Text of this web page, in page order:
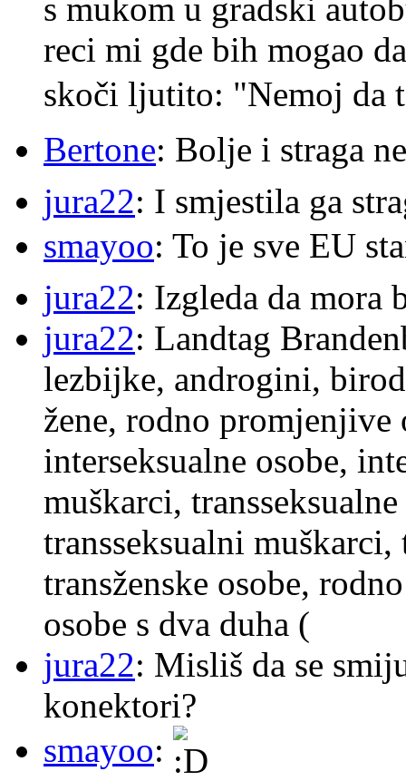
s mukom u gradski
reci mi gde bih mogao
skoči ljutito: "Nemoj da
Bertone: Bolje i straga
jura22: I smjestila ga
smayoo: To je sve EU
jura22: Izgleda da mora
jura22: Landtag
lezbijke, androgini,
žene, rodno
interseksualne osobe,
muškarci,
transseksualni muškarci,
transženske osobe,
osobe s dva duha (
jura22: Misliš da se
konektori?
smayoo: